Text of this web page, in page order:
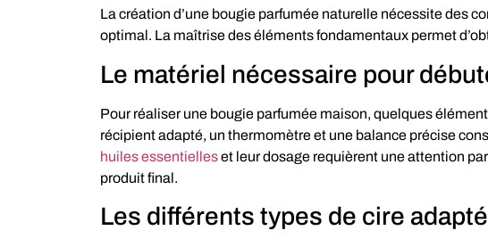
La création d’une bougie parfumée naturelle nécessite des
optimal. La maîtrise des éléments fondamentaux permet
Le matériel nécessaire pour
Pour réaliser une bougie parfumée maison, quelques
récipient adapté, un thermomètre et une balance précise
huiles essentielleset leur dosage requièrent une attention
produit final.
Les différents types de cire